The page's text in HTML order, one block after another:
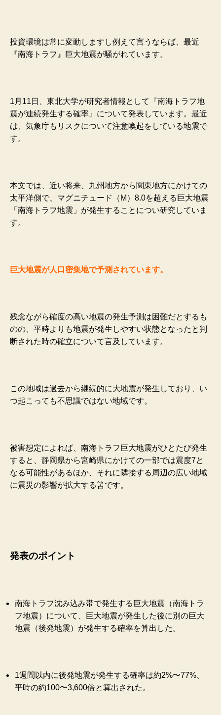
投資環境は常に変動しますし例えて言うならば、最近
『南海トラフ』巨大地震が騒がれています。
1月11日、東北大学が研究者情報として『南海トラフ地
震が連続発生する確率』について発表しています。最近
は、気象庁もリスクについて注意喚起をしている地震で
す。
本文では、近い将来、九州地方から関東地方にかけての
太平洋側で、マグニチュード（M）8.0を超える巨大地震
「南海トラフ地震」が発生することについ研究していま
す。
巨大地震が人口密集地で予測されています。
残念ながら確度の高い地震の発生予測は困難だとするも
のの、平時よりも地震が発生しやすい状態となったと判
断された時の確立について言及しています。
この地域は過去から継続的に大地震が発生しており、い
つ起こっても不思議ではない地域です。
被害想定によれば、南海トラフ巨大地震がひとたび発生
すると、静岡県から宮崎県にかけての一部では震度7と
なる可能性があるほか、それに隣接する周辺の広い地域
に震災の影響が拡大する筈です。
発表のポイント
南海トラフ沈み込み帯で発生する巨大地震（南海トラ
フ地震）について、巨大地震が発生した後に別の巨大
地震（後発地震）が発生する確率を算出した。
1週間以内に後発地震が発生する確率は約2%〜77%、
平時の約100〜3,600倍と算出された。